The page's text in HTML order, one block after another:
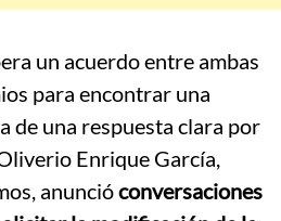
un acuerdo entre ambas
para encontrar una
de una respuesta clara por
Enrique García,
anuncióconversaciones